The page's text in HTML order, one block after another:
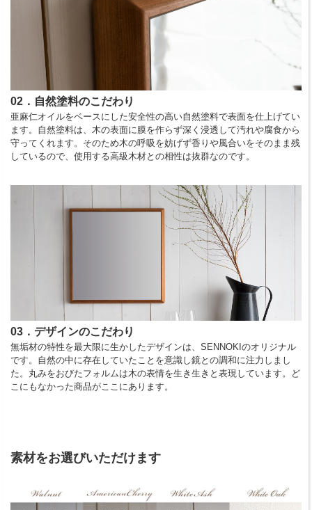
02．自然塗料のこだわり
亜麻仁オイルをベースにした安全性の高い自然塗料で表面を仕上げてい
ます。自然塗料は、木の表面に膜を作らず深く浸透して汚れや腐食から
守ってくれます。そのため木の呼吸を妨げず香りや風合いをそのまま残
しているので、使用する高級木材との相性は抜群なのです。
03．デザインのこだわり
無垢材の特性を最大限に生かしたデザインは、SENNOKIのオリジナル
です。自然の中に存在していたことを意識し鏡との調和に注力しまし
た。丸みをおびたフォルムは木の表情を生き生きと表現しています。ど
こにもなかった商品がここにあります。
素材をお選びいただけます